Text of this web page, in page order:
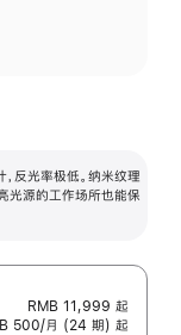
反光率极低。纳米纹理
光源的工作场所也能保
RMB 11,999 起
500/月 (24 期) 起